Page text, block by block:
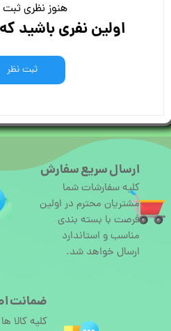
هنوز نظری
اولین نفری باشید
ثبت نظر
ارسال سریع سفارش
کلیه سفارشات شما
مشتریان محترم در اولین
فرصت با بسته بندی
مناسب و استاندارد
ارسال خواهد شد.
ضمانت
کلیه کالا